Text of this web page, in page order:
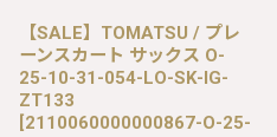
【SALE】TOMATSU / プレ
ーンスカート サックス O-
25-10-31-054-LO-SK-IG-
ZT133
[2110060000000867-O-25-